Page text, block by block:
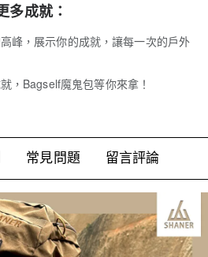
多成就：
峰，展示你的成就，讓每一次的戶外
，Bagself魔鬼包等你來拿！
常見問題 留言評論